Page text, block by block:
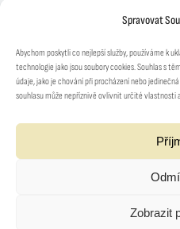
Spravovat
Abychom poskytli co nejlepší služby, používáme k
technologie jako jsou soubory cookies. Souhlas s
údaje, jako je chování při procházení nebo
souhlasu může nepříznivě ovlivnit určité vlastnosti
Zobrazit
Zabývám se také reportážní a
rok mám několik fotografických
architektonickou tematikou.
Milan Šustr
Okružní ulice 2010/62, 591 01 Žďár
Městský úřad Žďár nad Sázavou